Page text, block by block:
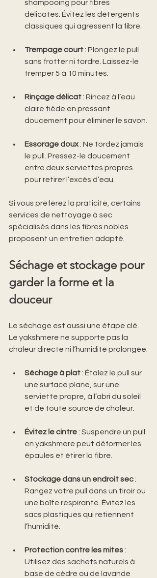
shampooing pour fibres
délicates. Évitez les détergents
classiques qui agressent la fibre.
Trempage court : Plongez le pull
sans frotter ni tordre. Laissez-le
tremper 5 à 10 minutes.
Rinçage délicat : Rincez à l’eau
claire tiède en pressant
doucement pour éliminer le savon.
Essorage doux : Ne tordez jamais
le pull. Pressez-le doucement
entre deux serviettes propres
pour retirer l’excès d’eau.
Si vous préférez la praticité, certains
services de nettoyage à sec
spécialisés dans les fibres nobles
proposent un entretien adapté.
Séchage et stockage pour
garder la forme et la
douceur
Le séchage est aussi une étape clé.
Le yakshmere ne supporte pas la
chaleur directe ni l’humidité prolongée.
Séchage à plat : Étalez le pull sur
une surface plane, sur une
serviette propre, à l’abri du soleil
et de toute source de chaleur.
Évitez le cintre : Suspendre un pull
en yakshmere peut déformer les
épaules et étirer la fibre.
Stockage dans un endroit sec :
Rangez votre pull dans un tiroir ou
une boîte respirante. Évitez les
sacs plastiques qui retiennent
l’humidité.
Protection contre les mites :
Utilisez des sachets naturels à
base de cèdre ou de lavande